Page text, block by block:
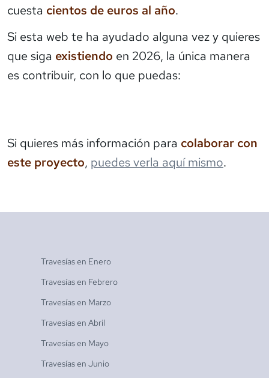
cuesta cientos de euros al año.
Si esta web te ha ayudado alguna vez y quieres
que siga existiendo en 2026, la única manera
es contribuir, con lo que puedas:
Si quieres más información para colaborar con
este proyecto, puedes verla aquí mismo.
Travesías en Enero
Travesías en Febrero
Travesías en Marzo
Travesías en Abril
Travesías en Mayo
Travesías en Junio